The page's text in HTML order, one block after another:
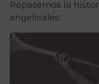
Repasemos la
angelicales: